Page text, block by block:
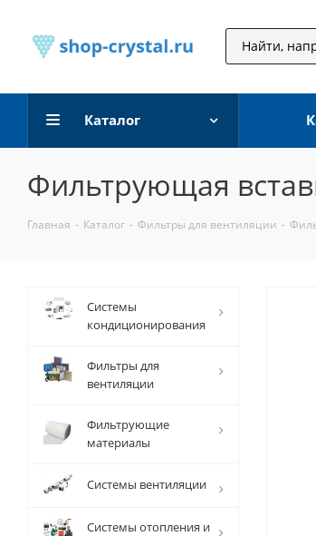
Каталог
Фильтрующая
Главная - Каталог - Фильтры для вентиляции -
Системы
кондиционирования
Фильтры для
вентиляции
Фильтрующие
материалы
Системы вентиляции
Системы отопления и